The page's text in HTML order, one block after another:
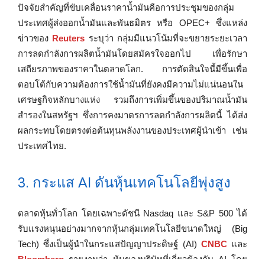
ปัจจัยสำคัญที่ขับเคลื่อนราคาน้ำมันคือการประชุมของกลุ่ม
ประเทศผู้ส่งออกน้ำมันและพันธมิตร หรือ OPEC+ ซึ่งแหล่ง
ข่าวของ Reuters ระบุว่า กลุ่มมีแนวโน้มที่จะขยายระยะเวลา
การลดกำลังการผลิตน้ำมันโดยสมัครใจออกไป เพื่อรักษา
เสถียรภาพของราคาในตลาดโลก. การตัดสินใจนี้มีขึ้นเพื่อ
ตอบโต้กับความต้องการใช้น้ำมันที่ยังคงมีความไม่แน่นอนใน
เศรษฐกิจหลักบางแห่ง รวมถึงการเพิ่มขึ้นของปริมาณน้ำมัน
สำรองในสหรัฐฯ ซึ่งการคงมาตรการลดกำลังการผลิตนี้ ได้ส่ง
ผลกระทบโดยตรงต่อต้นทุนพลังงานของประเทศผู้นำเข้า เช่น
ประเทศไทย.
3. กระแส AI ดันหุ้นเทคโนโลยีพุ่งสูง
ตลาดหุ้นทั่วโลก โดยเฉพาะดัชนี Nasdaq และ S&P 500 ได้
รับแรงหนุนอย่างมากจากหุ้นกลุ่มเทคโนโลยีขนาดใหญ่ (Big
Tech) ซึ่งเป็นผู้นำในกระแสปัญญาประดิษฐ์ (AI) CNBCและ